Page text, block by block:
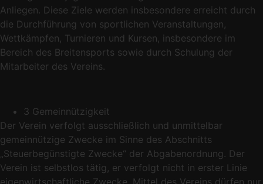
Anliegen. Diese Ziele werden insbesondere erreicht durch
die Durchführung von sportlichen Veranstaltungen,
Wettkämpfen, Turnieren und Kursen, insbesondere im
Bereich des Breitensports sowie durch Schulung der
Mitarbeiter des Vereins.
3 Gemeinnützigkeit
Der Verein verfolgt ausschließlich und unmittelbar
gemeinnützige Zwecke im Sinne des Abschnitts
„Steuerbegünstigte Zwecke“ der Abgabenordnung. Der
Verein ist selbstlos tätig, er verfolgt nicht in erster Linie